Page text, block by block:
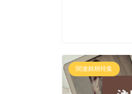
関連銘柄特集